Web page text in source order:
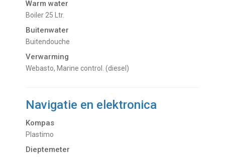
Warm water
Boiler 25 Ltr.
Buitenwater
buitendouche
Verwarming
Webasto, Marine control. (diesel)
Navigatie en elektronica
Kompas
Plastimo
Dieptemeter